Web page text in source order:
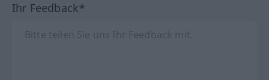
Ihr Feedback*